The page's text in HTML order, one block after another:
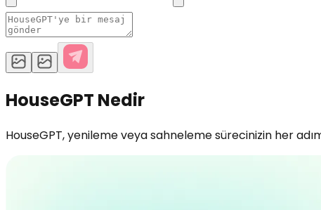
HouseGPT Nedir
HouseGPT, yenileme veya sahneleme sürecinizin her